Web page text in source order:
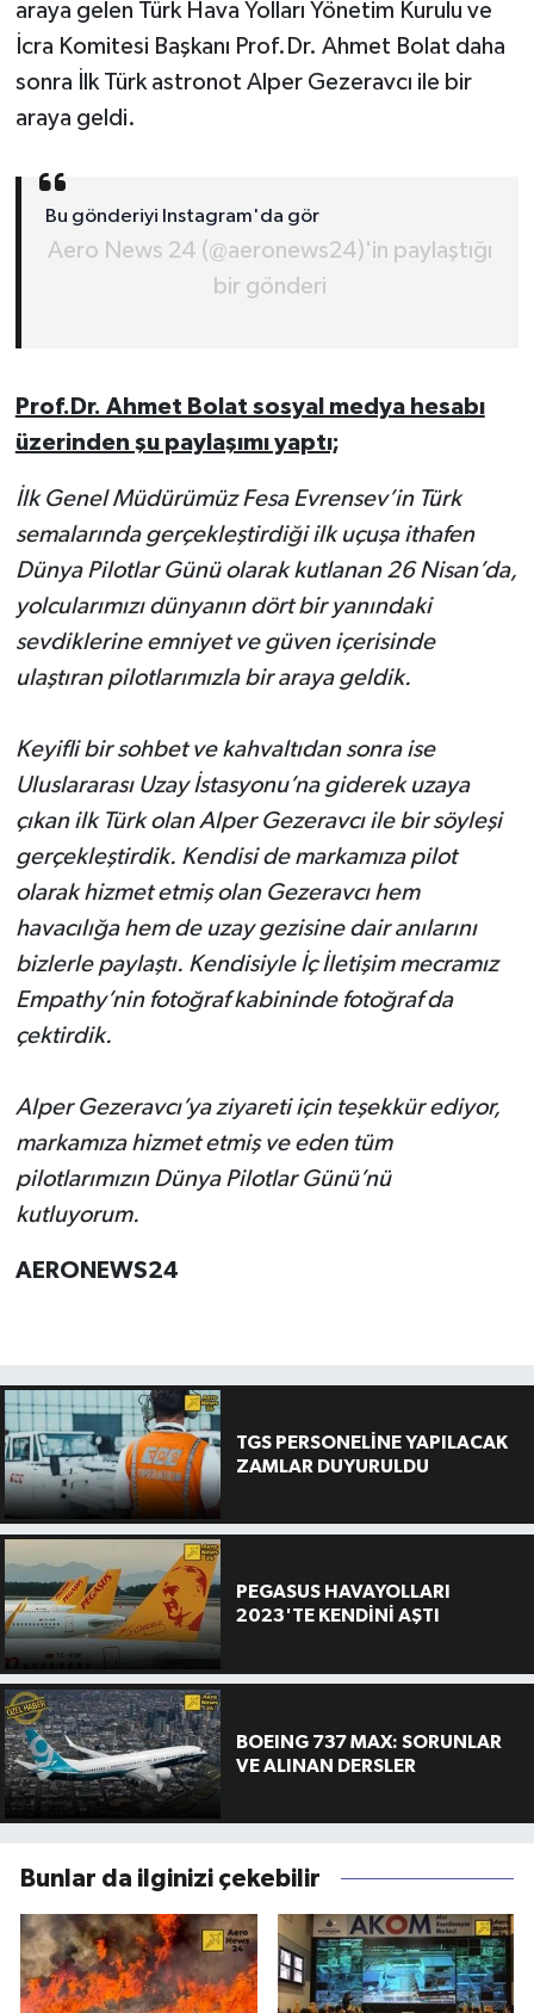
araya gelen Türk Hava Yolları Yönetim Kurulu ve
İcra Komitesi Başkanı Prof.Dr. Ahmet Bolat daha
sonra İlk Türk astronot Alper Gezeravcı ile bir
araya geldi.
Bu gönderiyi Instagram'da gör
Aero News 24 (@aeronews24)'in paylaştığı
bir gönderi
Prof.Dr. Ahmet Bolat sosyal medya hesabı
üzerinden şu paylaşımı yaptı;
İlk Genel Müdürümüz Fesa Evrensev’in Türk
semalarında gerçekleştirdiği ilk uçuşa ithafen
Dünya Pilotlar Günü olarak kutlanan 26 Nisan’da,
yolcularımızı dünyanın dört bir yanındaki
sevdiklerine emniyet ve güven içerisinde
ulaştıran pilotlarımızla bir araya geldik.
Keyifli bir sohbet ve kahvaltıdan sonra ise
Uluslararası Uzay İstasyonu’na giderek uzaya
çıkan ilk Türk olan Alper Gezeravcı ile bir söyleşi
gerçekleştirdik. Kendisi de markamıza pilot
olarak hizmet etmiş olan Gezeravcı hem
havacılığa hem de uzay gezisine dair anılarını
bizlerle paylaştı. Kendisiyle İç İletişim mecramız
Empathy’nin fotoğraf kabininde fotoğraf da
çektirdik.
Alper Gezeravcı’ya ziyareti için teşekkür ediyor,
markamıza hizmet etmiş ve eden tüm
pilotlarımızın Dünya Pilotlar Günü’nü
kutluyorum.
AERONEWS24
TGS PERSONELİNE YAPILACAK
ZAMLAR DUYURULDU
PEGASUS HAVAYOLLARI
2023'TE KENDİNİ AŞTI
BOEING 737 MAX: SORUNLAR
VE ALINAN DERSLER
Bunlar da ilginizi çekebilir